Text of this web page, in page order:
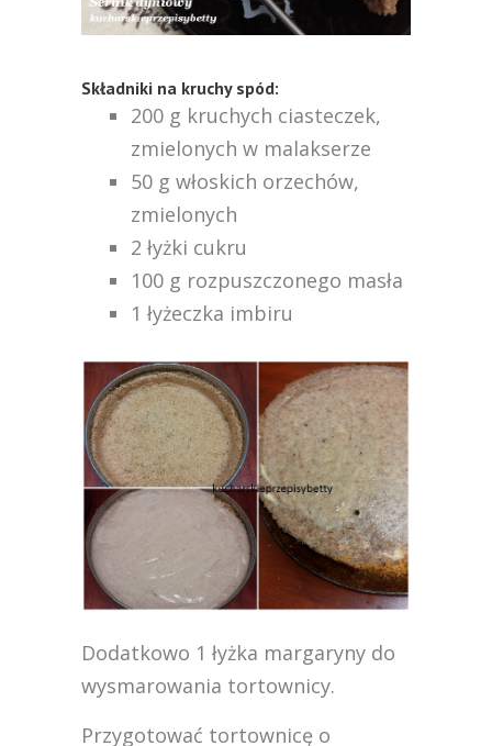
Składniki na kruchy spód:
200 g kruchych ciasteczek,
zmielonych w malakserze
50 g włoskich orzechów,
zmielonych
2 łyżki cukru
100 g rozpuszczonego masła
1 łyżeczka imbiru
Dodatkowo 1 łyżka margaryny do
wysmarowania tortownicy.
Przygotować tortownicę o